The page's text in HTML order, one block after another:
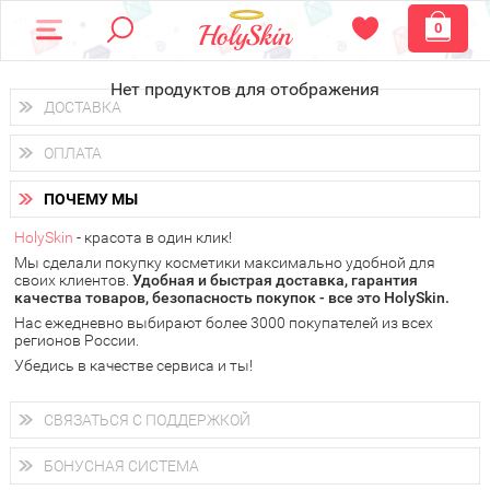
0
Нет продуктов для отображения
ДОСТАВКА
Доставка осуществляетсяпо всем городам России.
Вы можете выбрать доставку курьером, Почтой России или
получить заказ в пунктах выдачи PickPoint или пункте
самовывоза.
В 20 городах России доставка осуществляется ужена
следующий день.
у Вас всегда есть возможность получитьбесплатную
доставку от HolySkin.
подробнее об условиях доставки и оплаты в Вашем городе
ОПЛАТА
Вы можете оплатить свой заказ любым удобным способом:
наличными деньгами (
через интернет-банк (Альфа-банк, Сбербанк) и другими
электронными способами.
ПОЧЕМУ МЫ
HolySkin - красота в один клик!
Мы сделали покупку косметики максимально удобной для
своих клиентов. Удобная и быстрая доставка, гарантия
качества товаров, безопасность покупок - все это HolySkin.
Нас ежедневно выбирают более 3000 покупателей из всех
регионов России.
Убедись в качестве сервиса и ты!
СВЯЗАТЬСЯ С ПОДДЕРЖКОЙ
+7 (800) 707-24-55
Мы будем рады ответить на все Ваши вопросы по работе
магазина, проконсультировать по товарам, рассказать о
БОНУСНАЯ СИСТЕМА